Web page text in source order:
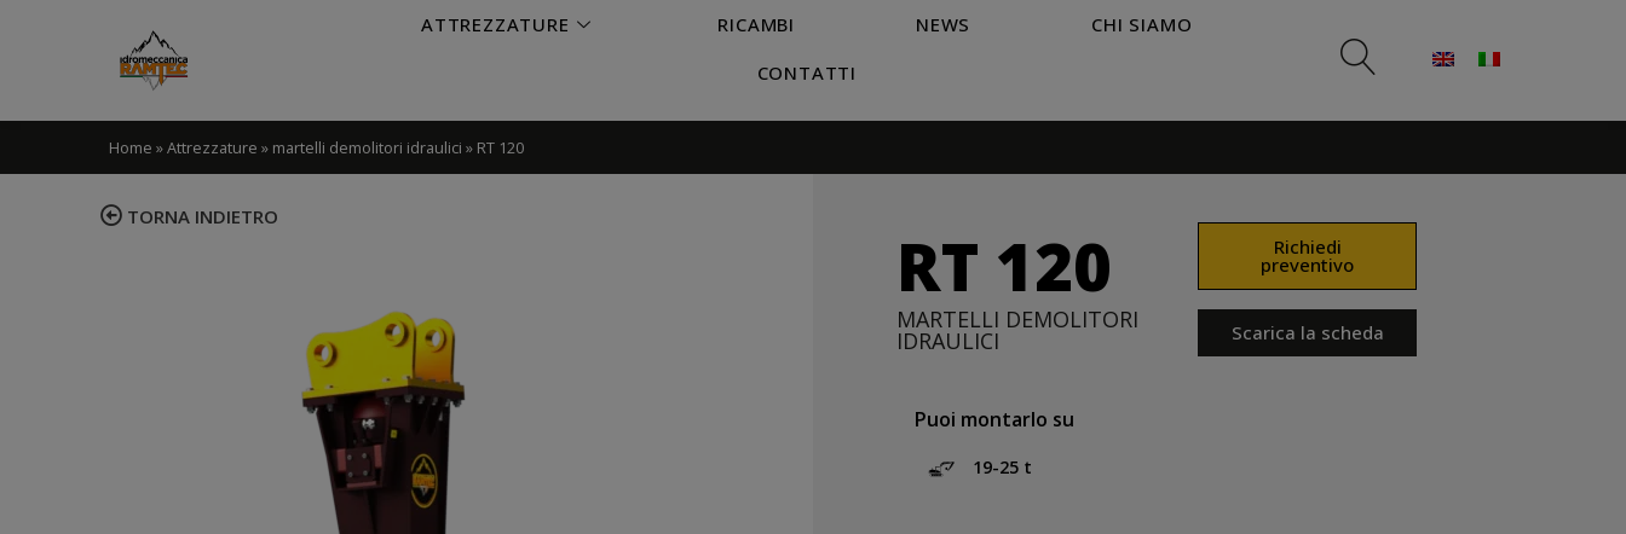
ATTREZZATURE RICAMBI NEWS
CHI SIAMO
CONTATTI
Home »Attrezzature » martelli demolitori idraulici » RT 120
TORNA INDIETRO
RT 120
MARTELLI DEMOLITORI
IDRAULICI
Richiedi
preventivo
Scarica la scheda
Puoi montarlo su
19-25 t